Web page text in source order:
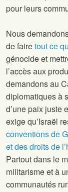
pour leurs
Nous
de fairetout ce
génocide et
l’accès aux
demandons au
diplomatiques à
d’une paix juste
exige qu’Israël
conventions de
et des droits de
Partout dans le
militarisme et à
communautés